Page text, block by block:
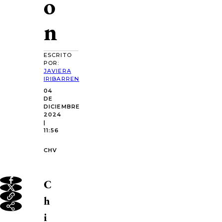
n
ESCRITO
POR:
JAVIERA
IRIBARREN
04
DE
DICIEMBRE
2024
|
11:56
CHV
C
h
i